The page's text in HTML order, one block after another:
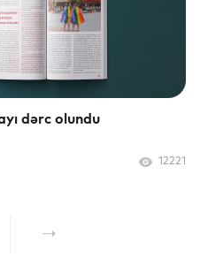
dərc olundu
12221